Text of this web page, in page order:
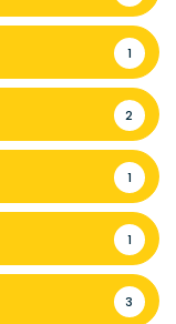
1
2
1
1
3